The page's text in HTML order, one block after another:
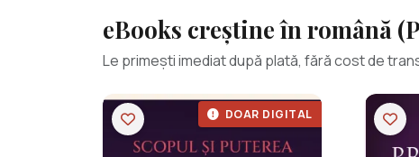
eBooks creștine în română
Le primești imediat după plată, fără cost de
DOAR DIGITAL